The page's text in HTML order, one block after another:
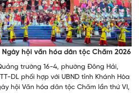
Ngày hội văn hóa dân tộc Chăm 2026
trường 16-4, phường Đông Hải,
DL phối hợp với UBND tỉnh Khánh Hòa
hội Văn hóa dân tộc Chăm lần thứ VI,